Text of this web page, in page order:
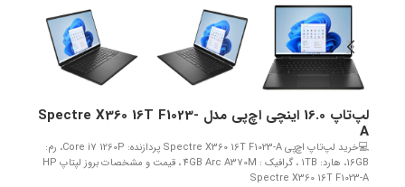
لپ‌تاپ 16.0 اینچی اچ‌پی مدل Spectre X360 16T F1023-
A
💻خرید لپ‌تاپ اچ‌پی Spectre X360 16T F1023-A پردازنده: Core i7 1260P، رم:
16GB، هارد: 1TB ، گرافیک : 4GB Arc A370M ، قیمت و مشخصات بروز لپتاپ HP
Spectre X360 16T F1023-A